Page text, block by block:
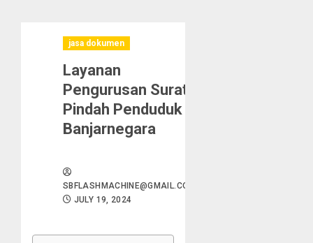
jasa dokumen
Layanan
Pengurusan Surat
Pindah Penduduk di
Banjarnegara
SBFLASHMACHINE@GMAIL.COM
JULY 19, 2024